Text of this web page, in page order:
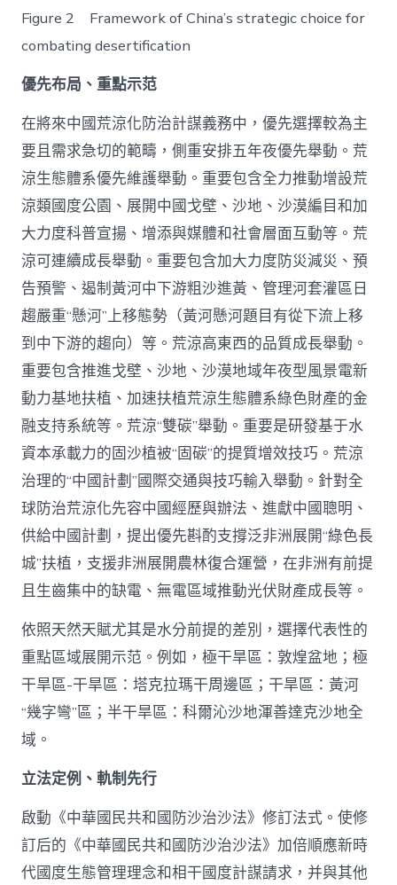
Figure 2 Framework of China’s strategic choice for
combating desertification
優先布局、重點示范
在將來中國荒涼化防治計謀義務中，優先選擇較為主
要且需求急切的範疇，側重安排五年夜優先舉動。荒
涼生態體系優先維護舉動。重要包含全力推動增設荒
涼類國度公園、展開中國戈壁、沙地、沙漠編目和加
大力度科普宣揚、增添與媒體和社會層面互動等。荒
涼可連續成長舉動。重要包含加大力度防災減災、預
告預警、遏制黃河中下游粗沙進黃、管理河套灌區日
趨嚴重“懸河”上移態勢（黃河懸河題目有從下流上移
到中下游的趨向）等。荒涼高東西的品質成長舉動。
重要包含推進戈壁、沙地、沙漠地域年夜型風景電新
動力基地扶植、加速扶植荒涼生態體系綠色財產的金
融支持系統等。荒涼“雙碳”舉動。重要是研發基于水
資本承載力的固沙植被“固碳”的提質增效技巧。荒涼
治理的“中國計劃”國際交通與技巧輸入舉動。針對全
球防治荒涼化先容中國經歷與辦法、進獻中國聰明、
供給中國計劃，提出優先斟酌支撐泛非洲展開“綠色長
城”扶植，支援非洲展開農林復合運營，在非洲有前提
且生齒集中的缺電、無電區域推動光伏財產成長等。
依照天然天賦尤其是水分前提的差別，選擇代表性的
重點區域展開示范。例如，極干旱區：敦煌盆地；極
干旱區-干旱區：塔克拉瑪干周邊區；干旱區：黃河
“幾字彎”區；半干旱區：科爾沁沙地渾善達克沙地全
域。
立法定例、軌制先行
啟動《中華國民共和國防沙治沙法》修訂法式。使修
訂后的《中華國民共和國防沙治沙法》加倍順應新時
代國度生態管理理念和相干國度計謀請求，并與其他